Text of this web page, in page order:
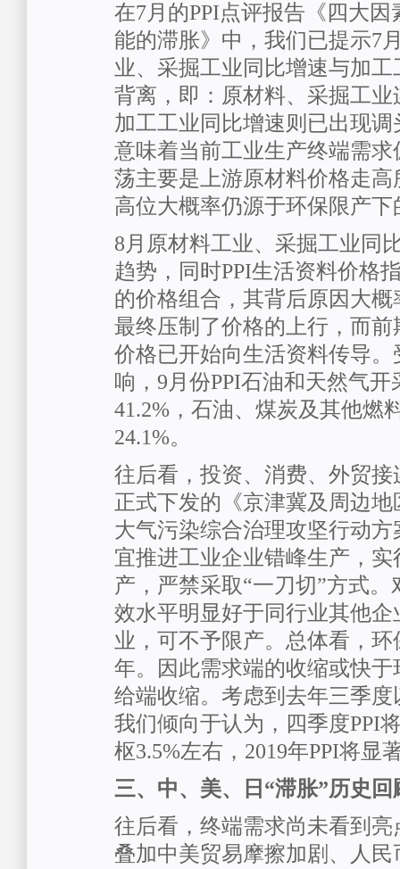
在7月的PPI点评报告《四大
能的滞胀》中，我们已提示7
业、采掘工业同比增速与加
背离，即：原材料、采掘工
加工工业同比增速则已出现
意味着当前工业生产终端需求
荡主要是上游原材料价格走
高位大概率仍源于环保限产
8月原材料工业、采掘工业同
趋势，同时PPI生活资料价格
的价格组合，其背后原因大
最终压制了价格的上行，而
价格已开始向生活资料传导
响，9月份PPI石油和天然气
41.2%，石油、煤炭及其他燃
24.1%。
往后看，投资、消费、外贸接
正式下发的《京津冀及周边地
大气污染综合治理攻坚行动
宜推进工业企业错峰生产，
产，严禁采取“一刀切”方式
效水平明显好于同行业其他
业，可不予限产。总体看，
年。因此需求端的收缩或快
给端收缩。考虑到去年三季度
我们倾向于认为，四季度PPI
枢3.5%左右，2019年PPI将显
三、中、美、日“滞胀”历史回
往后看，终端需求尚未看到
叠加中美贸易摩擦加剧、人